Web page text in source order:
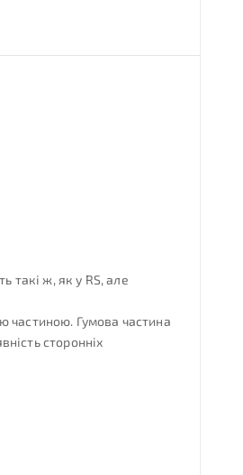
такі ж, як у RS, але
частиною. Гумова частина
сторонніх